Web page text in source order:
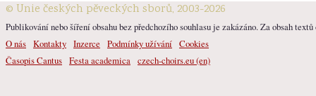
© Unie českých pěveckých sborů, 2003-2026
Publikování nebo šíření obsahu bez předchozího souhlasu je zakázáno. Za obsah
O nás Kontakty Inzerce Podmínky užívání Cookies
Časopis Cantus Festa academica czech-choirs.eu (en)